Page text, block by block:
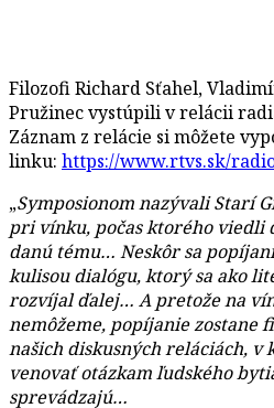
Filozofi Richard Sťahel,
Pružinec vystúpili v relácii
Záznam z relácie si môžete
linku: https://www.rtvs.sk/
„Symposionom nazývali Starí
pri vínku, počas ktorého viedli
danú tému… Neskôr sa
kulisou dialógu, ktorý sa ako
rozvíjal ďalej… A pretože na
nemôžeme, popíjanie zostane
našich diskusných reláciách, v
venovať otázkam ľudského
sprevádzajú…